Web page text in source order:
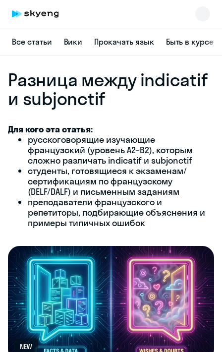
Все статьи Вики Прокачать язык Быть в курсе
Разница между indicatif
и subjonctif
Для кого эта статья:
русскоговорящие изучающие
французский (уровень A2–B2), которым
сложно различать indicatif и subjonctif
студенты, готовящиеся к экзаменам/
сертификациям по французскому
(DELF/DALF) и письменным заданиям
преподаватели французского и
репетиторы, подбирающие объяснения и
примеры типичных ошибок
NEW
Skyeng Chat
online